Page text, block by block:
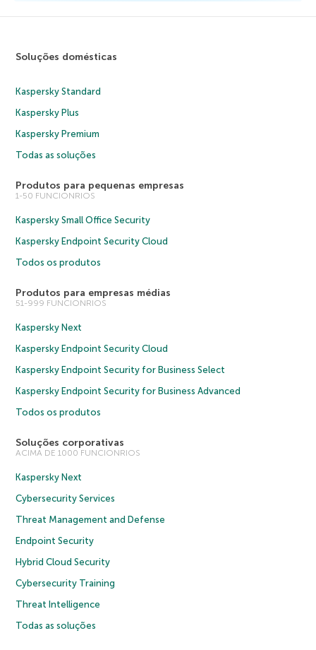
Soluções domésticas
Kaspersky Standard
Kaspersky Plus
Kaspersky Premium
Todas as soluções
Produtos para pequenas empresas
1-50 FUNCIONRIOS
Kaspersky Small Office Security
Kaspersky Endpoint Security Cloud
Todos os produtos
Produtos para empresas médias
51-999 FUNCIONRIOS
Kaspersky Next
Kaspersky Endpoint Security Cloud
Kaspersky Endpoint Security for Business Select
Kaspersky Endpoint Security for Business Advanced
Todos os produtos
Soluções corporativas
ACIMA DE 1000 FUNCIONRIOS
Kaspersky Next
Cybersecurity Services
Threat Management and Defense
Endpoint Security
Hybrid Cloud Security
Cybersecurity Training
Threat Intelligence
Todas as soluções